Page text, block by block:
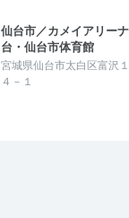
仙台市／カメイアリー
台・仙台市体育館
宮城県仙台市太白区富沢
４－１